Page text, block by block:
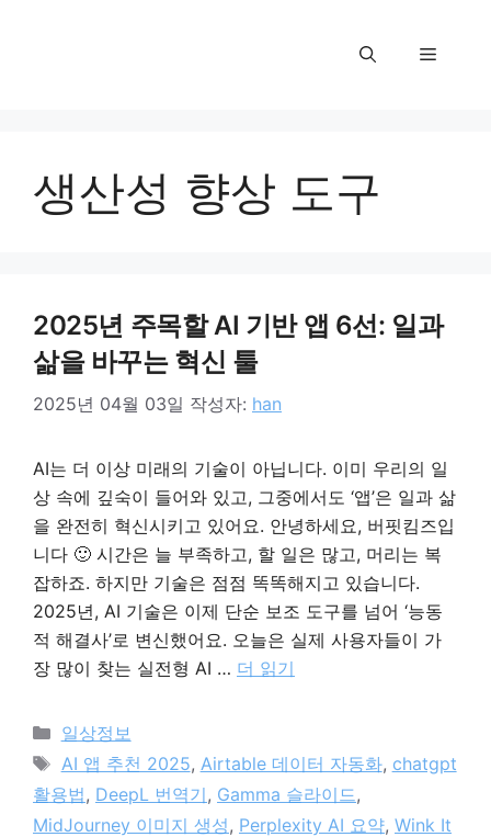
메
생산성 향상 도구
2025년 주목할 AI 기반 앱 6선: 일과
삶을 바꾸는 혁신 툴
2025년 04월 03일 작성자: han
AI는 더 이상 미래의 기술이 아닙니다. 이미 우리의 일
상 속에 깊숙이 들어와 있고, 그중에서도 ‘앱’은 일과 삶
을 완전히 혁신시키고 있어요. 안녕하세요, 버핏킴즈입
니다 🙂 시간은 늘 부족하고, 할 일은 많고, 머리는 복
잡하죠. 하지만 기술은 점점 똑똑해지고 있습니다.
2025년, AI 기술은 이제 단순 보조 도구를 넘어 ‘능동
적 해결사’로 변신했어요. 오늘은 실제 사용자들이 가
장 많이 찾는 실전형 AI … 더 읽기
카
테
고
리
일상정보
태
그
AI 앱 추천 2025, Airtable 데이터 자동화, chatgpt
활용법, DeepL 번역기, Gamma 슬라이드,
MidJourney 이미지 생성, Perplexity AI 요약, Wink It